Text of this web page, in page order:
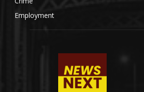
Employment